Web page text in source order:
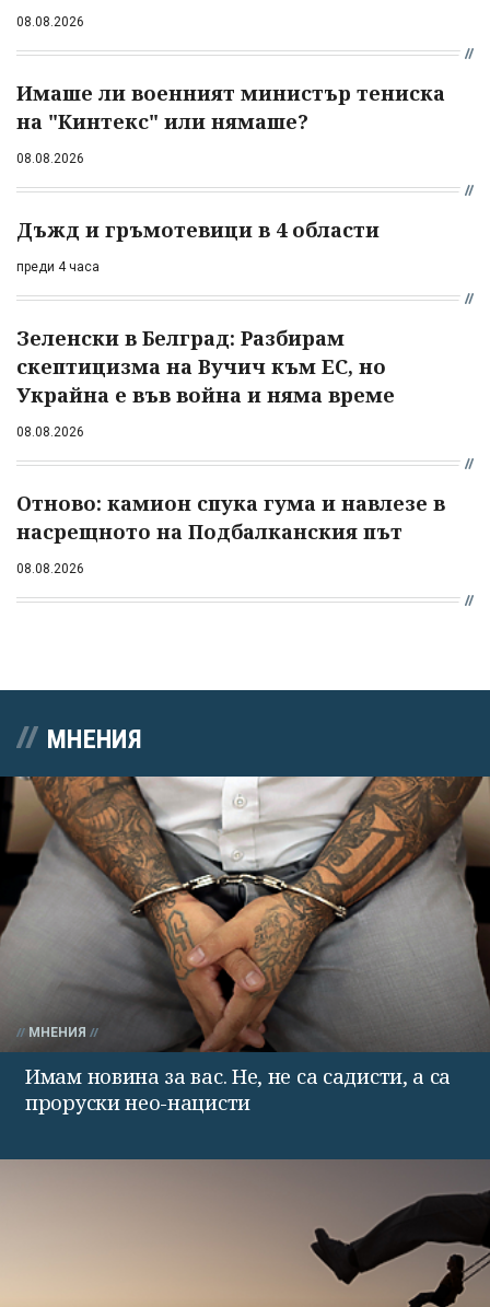
08.08.2026
Имаше ли военният министър тениска
на "Кинтекс" или нямаше?
08.08.2026
Дъжд и гръмотевици в 4 области
преди 4 часа
Зеленски в Белград: Разбирам
скептицизма на Вучич към ЕС, но
Украйна е във война и няма време
08.08.2026
Отново: камион спука гума и навлезе в
насрещното на Подбалканския път
08.08.2026
МНЕНИЯ
МНЕНИЯ
Имам новина за вас. Не, не са садисти, а са
проруски нео-нацисти